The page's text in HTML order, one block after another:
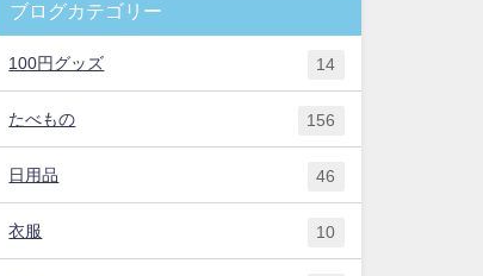
ブログカテゴリー
100円グッズ 14
たべもの 156
日用品 46
衣服 10